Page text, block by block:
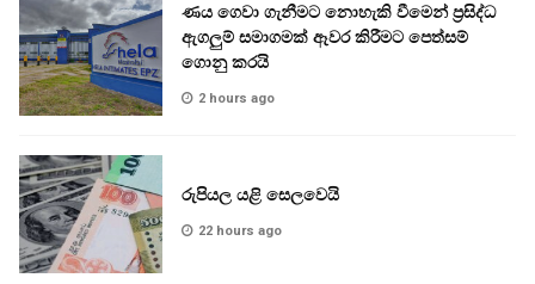
ණය ගෙවා ගැනීමට නොහැකි වීමෙන් ප්‍රසිද්ධ
ඇගලුම් සමාගමක් ඈවර කිරීමට පෙත්සම්
ගොනු කරයි
2 hours ago
රුපියල යළි සෙලවෙයි
22 hours ago